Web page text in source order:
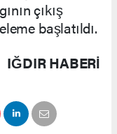
çıkış
başlatıldı.
IĞDIR HABERİ